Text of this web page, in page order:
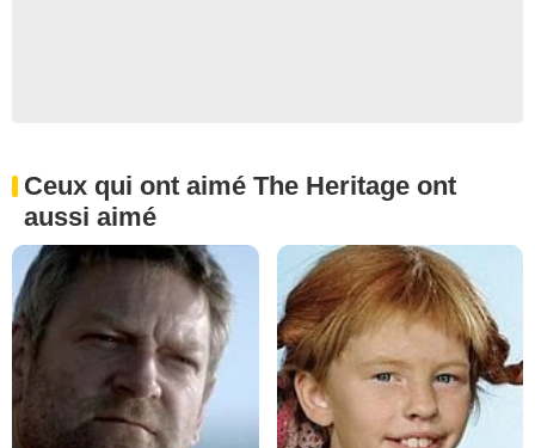
Ceux qui ont aimé The Heritage ont
aussi aimé